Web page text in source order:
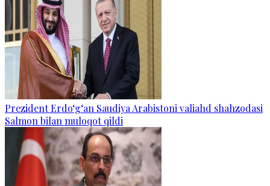
Prezident Erdo‘g‘an Saudiya Arabistoni valiahd shahzodasi
Salmon bilan muloqot qildi